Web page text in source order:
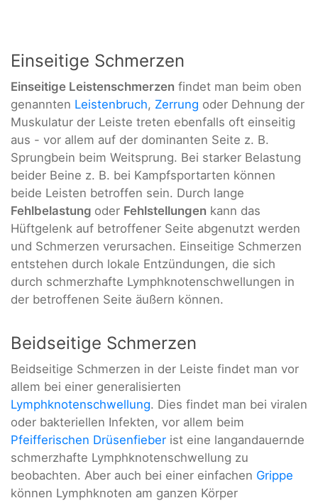
Einseitige Schmerzen
Einseitige Leistenschmerzen findet man beim oben
genannten Leistenbruch, Zerrung oder Dehnung der
Muskulatur der Leiste treten ebenfalls oft einseitig
aus - vor allem auf der dominanten Seite z. B.
Sprungbein beim Weitsprung. Bei starker Belastung
beider Beine z. B. bei Kampfsportarten können
beide Leisten betroffen sein. Durch lange
Fehlbelastung oder Fehlstellungen kann das
Hüftgelenk auf betroffener Seite abgenutzt werden
und Schmerzen verursachen. Einseitige Schmerzen
entstehen durch lokale Entzündungen, die sich
durch schmerzhafte Lymphknotenschwellungen in
der betroffenen Seite äußern können.
Beidseitige Schmerzen
Beidseitige Schmerzen in der Leiste findet man vor
allem bei einer generalisierten
Lymphknotenschwellung. Dies findet man bei viralen
oder bakteriellen Infekten, vor allem beim
Pfeifferischen Drüsenfieber ist eine langandauernde
schmerzhafte Lymphknotenschwellung zu
beobachten. Aber auch bei einer einfachen Grippe
können Lymphknoten am ganzen Körper